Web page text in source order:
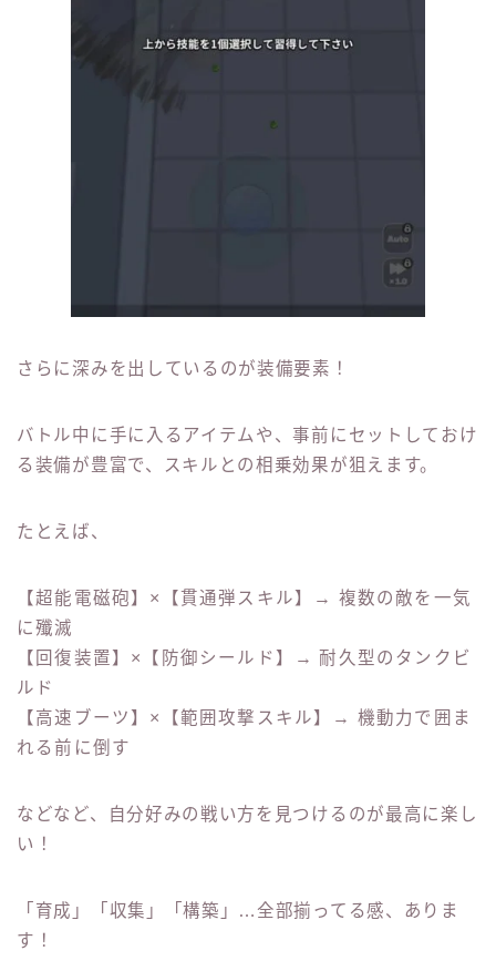
さらに深みを出しているのが装備要素！
バトル中に手に入るアイテムや、事前にセットしておけ
る装備が豊富で、スキルとの相乗効果が狙えます。
たとえば、
【超能電磁砲】×【貫通弾スキル】→ 複数の敵を一気
に殲滅
【回復装置】×【防御シールド】→ 耐久型のタンクビ
ルド
【高速ブーツ】×【範囲攻撃スキル】→ 機動力で囲ま
れる前に倒す
などなど、自分好みの戦い方を見つけるのが最高に楽し
い！
「育成」「収集」「構築」…全部揃ってる感、ありま
す！